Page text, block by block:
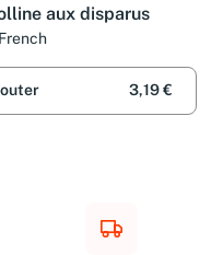
aux disparus
3,19 €